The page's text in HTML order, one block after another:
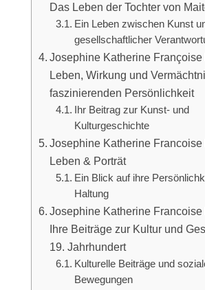
Das Leben der Tochter von
Ein Leben zwischen Kunst
gesellschaftlicher
Josephine Katherine Françoise
Leben, Wirkung und
faszinierenden Persönlichkeit
Ihr Beitrag zur Kunst- und
Kulturgeschichte
Josephine Katherine
Leben & Porträt
Ein Blick auf ihre
Haltung
Josephine Katherine
Ihre Beiträge zur Kultur und
19. Jahrhundert
Kulturelle Beiträge und
Bewegungen